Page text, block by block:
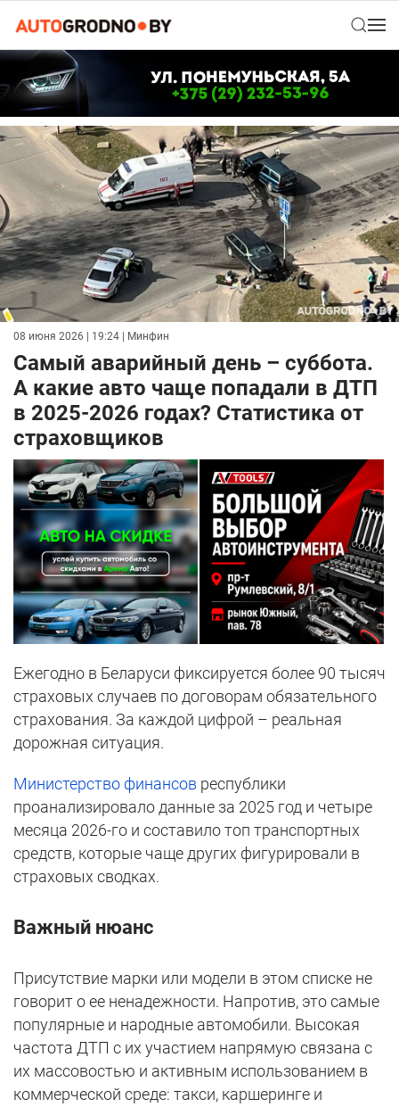
08 июня 2026 | 19:24 | Минфин
Самый аварийный день – суббота.
А какие авто чаще попадали в ДТП
в 2025-2026 годах? Статистика от
страховщиков
Ежегодно в Беларуси фиксируется более 90 тысяч
страховых случаев по договорам обязательного
страхования. За каждой цифрой – реальная
дорожная ситуация.
Министерство финансов республики
проанализировало данные за 2025 год и четыре
месяца 2026-го и составило топ транспортных
средств, которые чаще других фигурировали в
страховых сводках.
Важный нюанс
Присутствие марки или модели в этом списке не
говорит о ее ненадежности. Напротив, это самые
популярные и народные автомобили. Высокая
частота ДТП с их участием напрямую связана с
их массовостью и активным использованием в
коммерческой среде: такси, каршеринге и